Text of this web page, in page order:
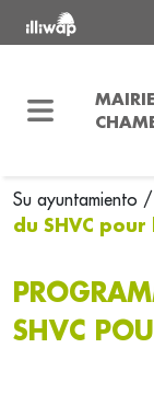
Su ayuntamiento /
du SHVC
SHVC